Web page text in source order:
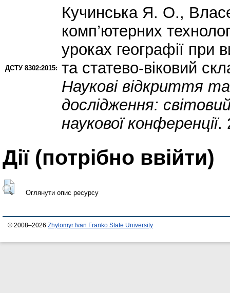
ДСТУ 8302:2015:
Кучинська Я. О.,
комп’ютерних
уроках географії при
та статево-віковий
Наукові відкриття
дослідження:
наукової конференції.
Дії ​​(потрібно ввійти)
Оглянути опис ресурсу
© 2008–2026 Zhytomyr Ivan Franko State University